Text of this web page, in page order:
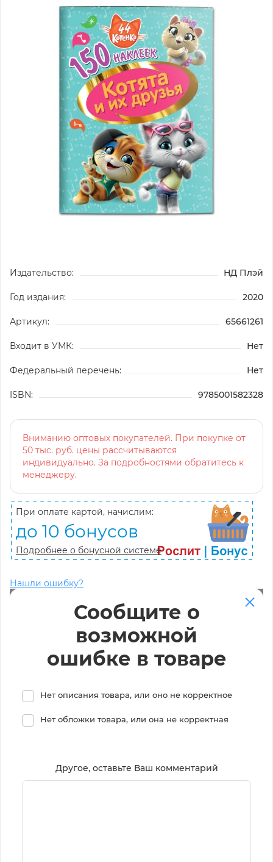
Издательство: НД Плэй
Год издания: 2020
Артикул: 65661261
Входит в УМК: Нет
Федеральный перечень: Нет
ISBN: 9785001582328
Вниманию оптовых покупателей. При покупке от
50 тыс. руб. цены рассчитываются
индивидуально. За подробностями обратитесь к
менеджеру.
При оплате картой, начислим:
до 10 бонусов
Подробнее о бонусной системе
Нашли ошибку?
Сообщите о
возможной
ошибке в товаре
Нет описания товара, или оно не корректное
Нет обложки товара, или она не корректная
Другое, оставьте Ваш комментарий